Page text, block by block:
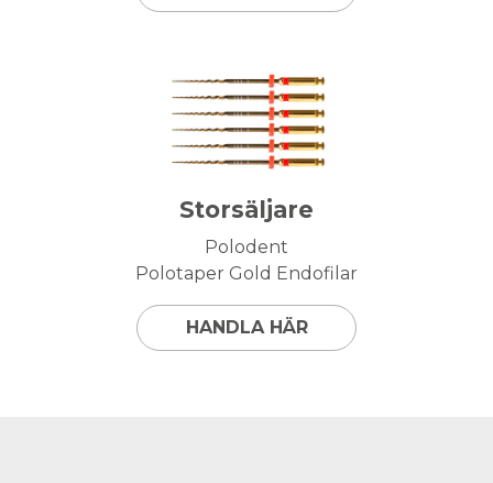
Storsäljare
Polodent
Polotaper Gold Endofilar
HANDLA HÄR